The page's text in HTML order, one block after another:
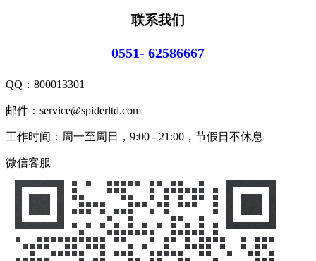
联系我们
0551- 62586667
QQ： 800013301
邮件：service@spiderltd.com
工作时间：周一至周日，9:00 - 21:00，节假日不休息
微信客服